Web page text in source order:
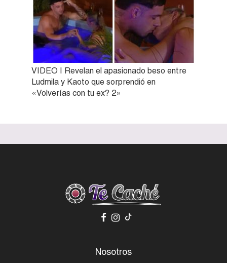
VIDEO | Revelan el apasionado beso entre
Ludmila y Kaoto que sorprendió en
«Volverías con tu ex? 2»
Nosotros